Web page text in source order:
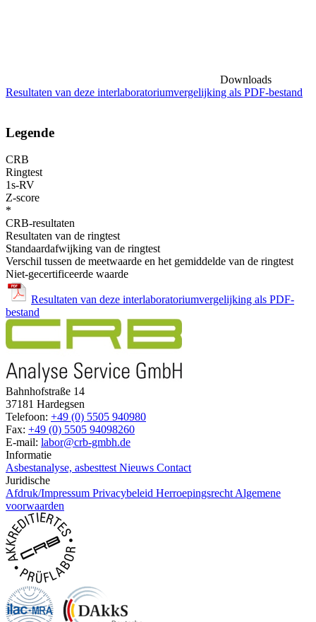
Downloads
Resultaten van deze interlaboratoriumvergelijking als PDF-bestand
Legende
CRB
Ringtest
1s-RV
Z-score
*
CRB-resultaten
Resultaten van de ringtest
Standaardafwijking van de ringtest
Verschil tussen de meetwaarde en het gemiddelde van de ringtest
Niet-gecertificeerde waarde
Resultaten van deze interlaboratoriumvergelijking als PDF-
bestand
Bahnhofstraße 14
37181 Hardegsen
Telefoon: +49 (0) 5505 940980
Fax: +49 (0) 5505 94098260
E-mail: labor@crb-gmbh.de
Informatie
Asbestanalyse, asbesttest Nieuws Contact
Juridische
Afdruk/Impressum Privacybeleid Herroepingsrecht Algemene
voorwaarden